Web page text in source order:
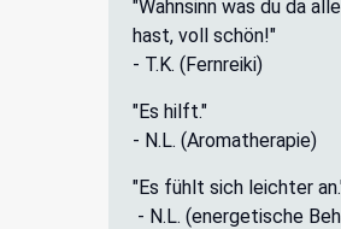
"Wahnsinn was du da
hast, voll schön!"
- T.K. (Fernreiki)
"Es hilft."
- N.L. (Aromatherapie)
"Es fühlt sich leichter
- N.L. (energetische